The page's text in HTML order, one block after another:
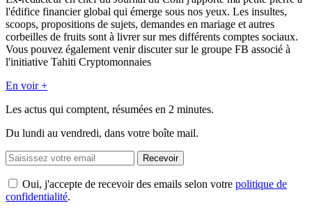
l'édifice financier global qui émerge sous nos yeux. Les insultes,
scoops, propositions de sujets, demandes en mariage et autres
corbeilles de fruits sont à livrer sur mes différents comptes sociaux.
Vous pouvez également venir discuter sur le groupe FB associé à
l'initiative Tahiti Cryptomonnaies
En voir +
Les actus qui comptent, résumées en 2 minutes.
Du lundi au vendredi, dans votre boîte mail.
Recevoir
Oui, j'accepte de recevoir des emails selon votre politique de
confidentialité.